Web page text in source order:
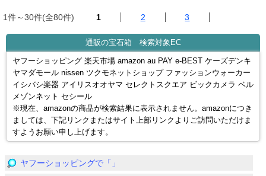
1件～30件(全80件) 1 2 3
通販の宝石箱 検索対象EC
ヤフーショッピング 楽天市場 amazon au PAY e-BEST ケーズデンキ
ヤマダモール nissen ツクモネットショップ ファッションウォーカー
イシバシ楽器 アイリスオオヤマ セレクトスクエア ビックカメラ ベル
メゾンネット セシール
※現在、amazonの商品が検索結果に表示されません。amazonにつき
ましては、下記リンクまたはサイト上部リンクよりご訪問いただけま
すようお願い申し上げます。
ヤフーショッピングで「」